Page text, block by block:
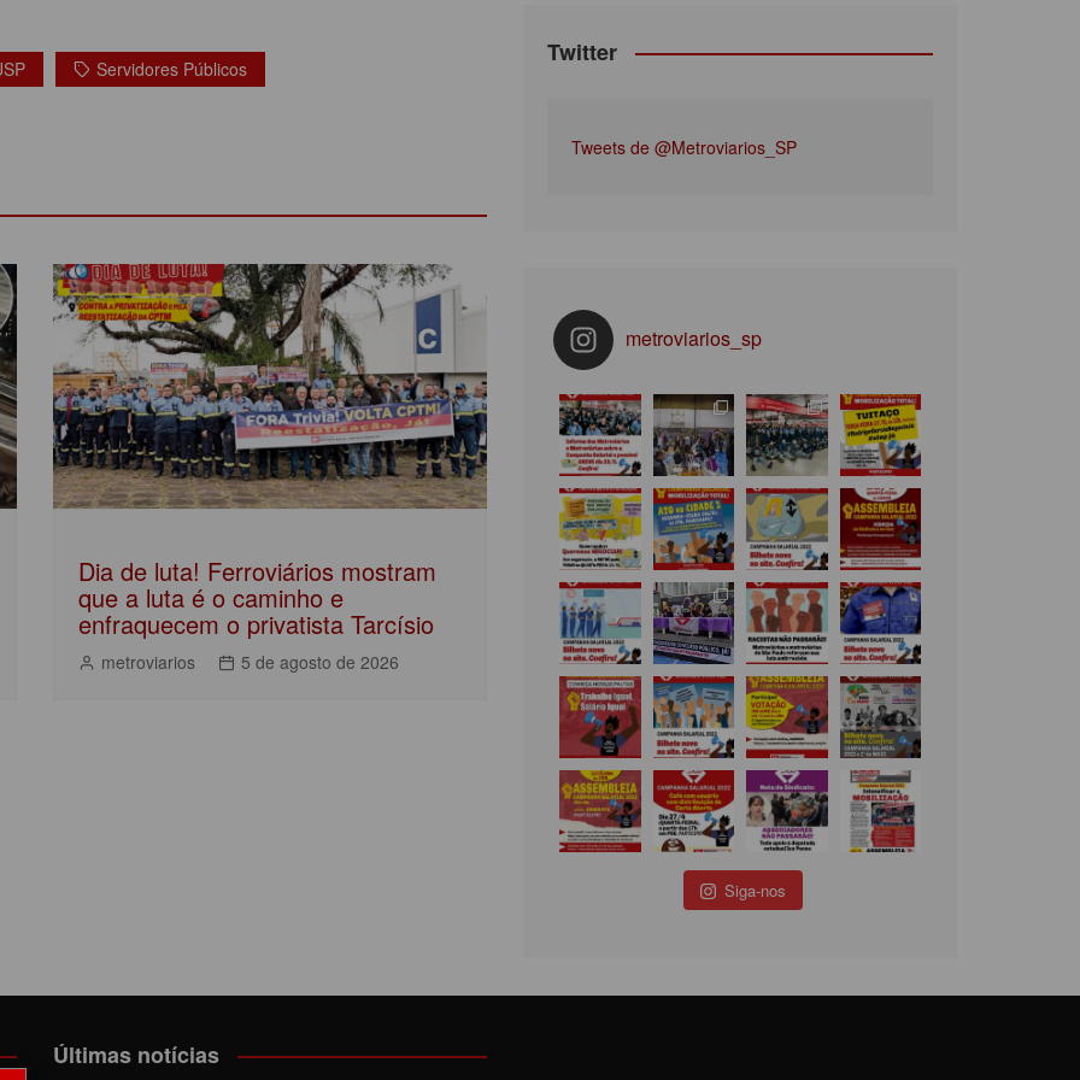
Servidores Públicos
Dia de luta! Ferroviários mostram
que a luta é o caminho e
enfraquecem o privatista Tarcísio
metroviarios 5 de agosto de 2026
Twitter
Tweets de @Metroviarios_SP
metroviarios_sp
Siga-nos
Últimas notícias